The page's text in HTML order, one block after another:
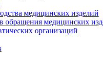
медицинских изделий
обращения медицинских
организаций